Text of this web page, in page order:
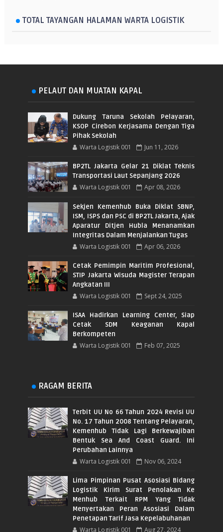
TOTAL TAYANGAN HALAMAN WARTA LOGISTIK
PELAUT DAN MUATAN KAPAL
Dukung Taruna Sekolah Pelayaran,
KSOP Cirebon Kerjasama Dengan Tiga
Pihak Sekolah
Warta Logistik 001 Jun 11, 2026
BP2TL Jakarta Gelar 21 Diklat Teknis
Transportasi Laut Sepanjang 2026
Warta Logistik 001 Apr 08, 2026
Sekjen Kemenhub Buka Diklat SBNP,
ISM, ISPS dan PSC di BP2TL Jakarta, Ajak
Aparatur Ditjen Hubla Menanamkan
Integritas Dalam Menjalankan Tugas
Warta Logistik 001 Apr 06, 2026
Cetak Pemimpin Maritim Profesional,
STIP Jakarta Wisuda Magister Terapan
Angkatan III
Warta Logistik 001 Sept 24, 2025
ISAA Hadirkan Learning Center, Siap
Cetak SDM Keaganan Kapal
Berkompeten
Warta Logistik 001 Feb 07, 2025
RAGAM BERITA
Terbit UU No 66 Tahun 2024 Revisi UU
No. 17 Tahun 2008 Tentang Pelayaran,
Kemenhub Tidak Lagi Berkewajiban
Bentuk Sea And Coast Guard. Ini
Perubahan Lainnya
Warta Logistik 001 Nov 06, 2024
Lima Pimpinan Pusat Asosiasi Bidang
Logistik Kirim Surat Penolakan Ke
Menhub Terkait RPM Yang Tidak
Menyertakan Peran Asosiasi Dalam
Penetapan Tarif Jasa Kepelabuhanan
Warta Logistik 001 Aug 27, 2024